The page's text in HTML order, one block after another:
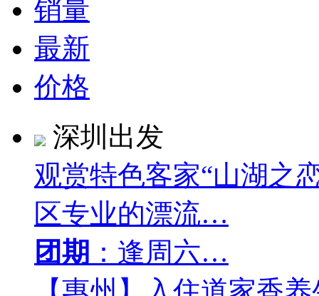
销量
最新
价格
深圳出发
观赏特色客家“山湖之
区专业的漂流…
团期 ：逢周六…